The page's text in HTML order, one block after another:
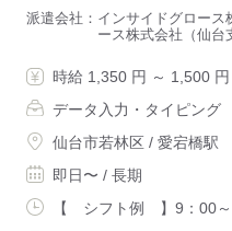
派遣会社
インサイドグロー
ース株式会社（仙台
時給 1,350 円 ～ 1,500 円
データ入力・タイピング
仙台市若林区 / 愛宕橋駅
即日〜 / 長期
【 シフト例 】9：00～